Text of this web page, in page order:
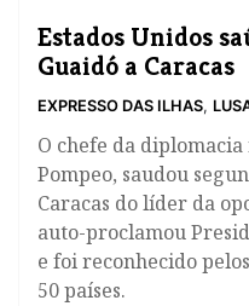
Estados Unidos
Guaidó a Caracas
EXPRESSO DAS ILHAS,
​O chefe da
Pompeo, saudou
Caracas do líder da
auto-proclamou
e foi reconhecido
50 países.